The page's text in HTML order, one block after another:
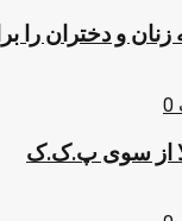
و دختران را
0
از سوی پ.ک.ک